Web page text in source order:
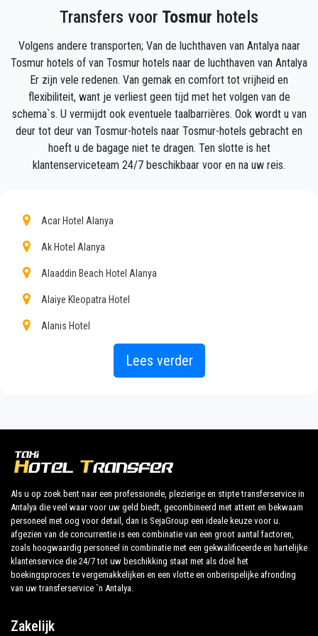
PrivateTransferAntalya-team zal uw vlucht volgen en
auto klaar voor vertrek en een helpende hand klaar
om u te helpen met uw bagage en brengt u naar uw
bestemming in Tosmur.
Uw ervaring met onze transferservice zal uitstekend
zijn, aangezien ons team trotse professionals zijn
die ervoor zullen zorgen dat u op tijd wordt
Wij bieden onze klanten een professionele en privé
chauffeurs en comfortabele auto's naar overal in
Tosmur.
bedrijf, wij zijn het mooie alternatief voor het
openbaar vervoer van of naar Tosmur.
Boek nu uw privétransfer in Antalya en reis naar uw
hotel in Tosmur!
De uitgebreide ervaring van ons bedrijf garandeert al
onze klanten de zekerheid van een professionele
service voor iedereen, dankzij onze vaste prijzen en
economische voorwaarden. Onze klanten zijn onze
topprioriteit en zullen profiteren van auto's die zijn
beroep waardig is.
Transfers voor Tosmur hotels
Volgens andere transporten; Van de luchthaven van Antalya naar
Tosmur hotels of van Tosmur hotels naar de luchthaven van Antalya
Er zijn vele redenen. Van gemak en comfort tot vrijheid en
flexibiliteit, want je verliest geen tijd met het volgen van de
schema`s. U vermijdt ook eventuele taalbarrières. Ook wordt u van
deur tot deur van Tosmur-hotels naar Tosmur-hotels gebracht en
hoeft u de bagage niet te dragen. Ten slotte is het
klantenserviceteam 24/7 beschikbaar voor en na uw reis.
Acar Hotel Alanya
Ak Hotel Alanya
Alaaddin Beach Hotel Alanya
Alaiye Kleopatra Hotel
Alanis Hotel
Alanya Azura Family Style
Alanya Büyük Hotel
Alanya Opera Hotel
Alanya Park Hotel
Alanya Sun Hotel
Alin Hotel
Lees verder
Als u op zoek bent naar een professionele, plezierige en stipte transferservice in
Antalya die veel waar voor uw geld biedt, gecombineerd met attent en bekwaam
personeel met oog voor detail, dan is SejaGroup een ideale keuze voor u.
afgezien van de concurrentie is een combinatie van een groot aantal factoren,
zoals hoogwaardig personeel in combinatie met een gekwalificeerde en hartelijke
klantenservice die 24/7 tot uw beschikking staat met als doel het
boekingsproces te vergemakkelijken en een vlotte en onberispelijke afronding
van uw transferservice `n Antalya.
Zakelijk